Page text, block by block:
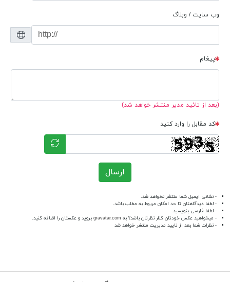
وب سایت / وبلاگ
پیغام
(بعد از تائید مدیر منتشر خواهد شد)
کد مقابل را وارد کنید
ارسال
- نشانی ایمیل شما منتشر نخواهد شد.
- لطفا دیدگاهتان تا حد امکان مربوط به مطلب باشد.
- لطفا فارسی بنویسید.
- میخواهید عکس خودتان کنار نظرتان باشد؟ به gravatar.com بروید و عکستان را اضافه کنید.
- نظرات شما بعد از تایید مدیریت منتشر خواهد شد